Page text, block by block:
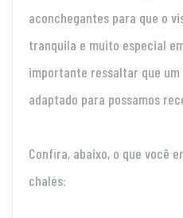
aconchegantes para que o
tranquila e muito especial
importante ressaltar que um
adaptado para possamos
Confira, abaixo, o que você
chalés: